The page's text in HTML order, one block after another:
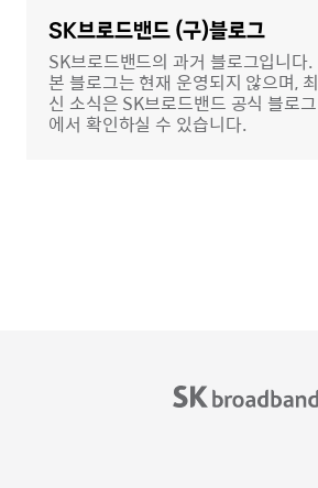
SK브로드밴드 (구)블로그
SK브로드밴드의 과거 블로그입니다.
본 블로그는 현재 운영되지 않으며, 최
신 소식은 SK브로드밴드 공식 블로그
에서 확인하실 수 있습니다.